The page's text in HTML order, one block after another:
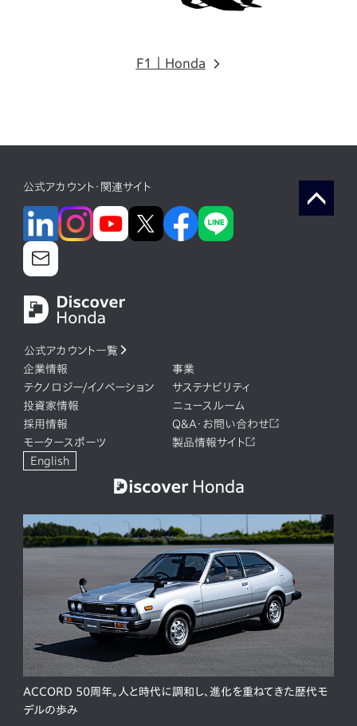
F1｜Honda
公式アカウント・関連サイト
公式アカウント一覧
企業情報
事業
テクノロジー/イノベーション
サステナビリティ
投資家情報
ニュースルーム
採用情報
Q&A・お問い合わせ
モータースポーツ
製品情報サイト
English
ACCORD 50周年。人と時代に調和し、進化を重ねてきた歴代モ
デルの歩み